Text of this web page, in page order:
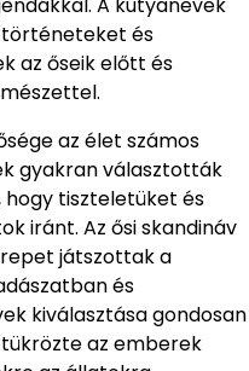
és
az őseik előtt és
az élet számos
gyakran választották
tiszteletüket és
iránt. Az ősi skandináv
játszottak a
és
kiválasztása gondosan
az emberek